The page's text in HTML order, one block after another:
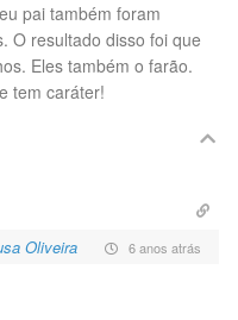
pai também foram
O resultado disso foi que
Eles também o farão.
tem caráter!
Oliveira 6 anos atrás